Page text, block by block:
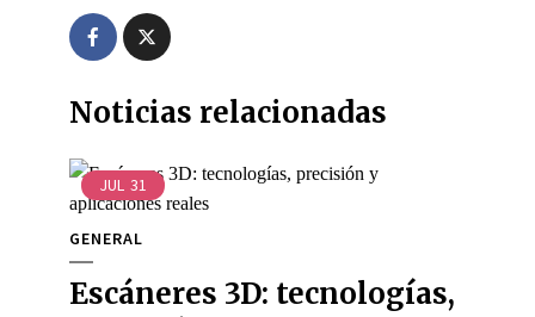
Noticias relacionadas
JUL 31
GENERAL
Escáneres 3D: tecnologías,